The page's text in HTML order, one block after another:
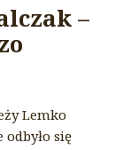
–
Lemko
się